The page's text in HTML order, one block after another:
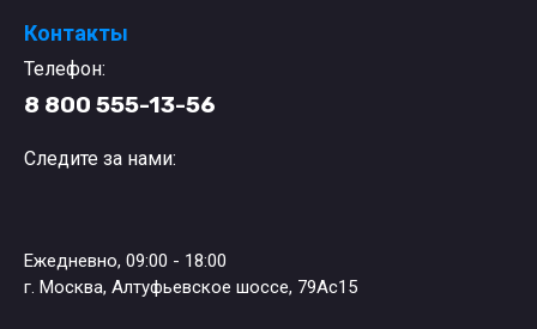
Контакты
Телефон:
8 800 555-13-56
Следите за нами:
Ежедневно, 09:00 - 18:00
г. Москва, Алтуфьевское шоссе, 79Ас15